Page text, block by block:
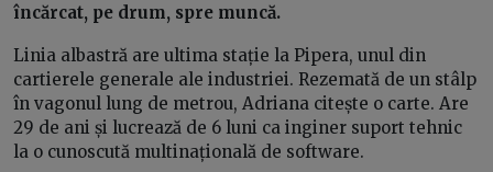
încărcat, pe drum, spre muncă.
Linia albastră are ultima stație la Pipera, unul din
cartierele generale ale industriei. Rezemată de un stâlp
în vagonul lung de metrou, Adriana citește o carte. Are
29 de ani și lucrează de 6 luni ca inginer suport tehnic
la o cunoscută multinațională de software.